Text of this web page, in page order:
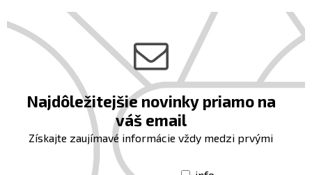
Najdôležitejšie novinky priamo na
váš email
Získajte zaujímavé informácie vždy medzi prvými